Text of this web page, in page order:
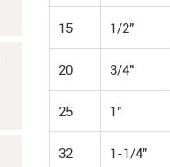
15 1/2"
20 3/4"
25 1"
32 1-1/4"